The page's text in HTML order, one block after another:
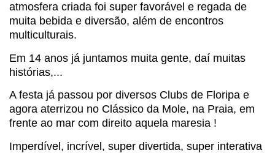
atmosfera criada foi super favorável e regada de
muita bebida e diversão, além de encontros
multiculturais.
Em 14 anos já juntamos muita gente, daí muitas
histórias,...
A festa já passou por diversos Clubs de Floripa e
agora aterrizou no Clássico da Mole, na Praia, em
frente ao mar com direito aquela maresia !
Imperdível, incrível, super divertida, super interativa